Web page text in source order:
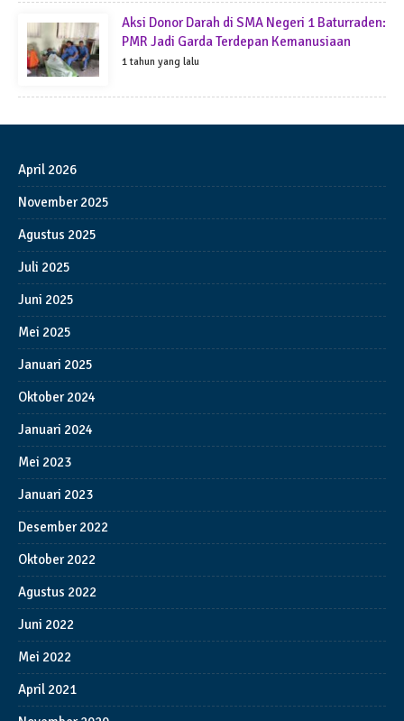
Aksi Donor Darah di SMA Negeri 1 Baturraden:
PMR Jadi Garda Terdepan Kemanusiaan
1 tahun yang lalu
April 2026
November 2025
Agustus 2025
Juli 2025
Juni 2025
Mei 2025
Januari 2025
Oktober 2024
Januari 2024
Mei 2023
Januari 2023
Desember 2022
Oktober 2022
Agustus 2022
Juni 2022
Mei 2022
April 2021